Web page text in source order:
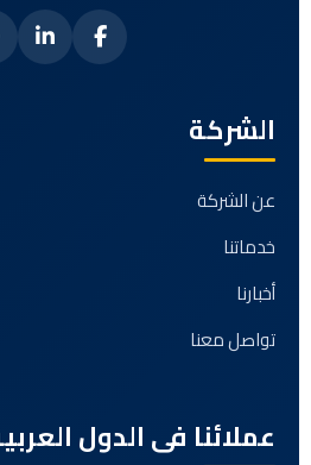
الشركة
عن الشركة
خدماتنا
أخبارنا
تواصل معنا
عملائنا فى الدول